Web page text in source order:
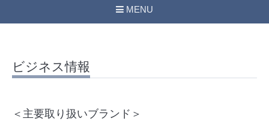
MENU
ビジネス情報
＜主要取り扱いブランド＞